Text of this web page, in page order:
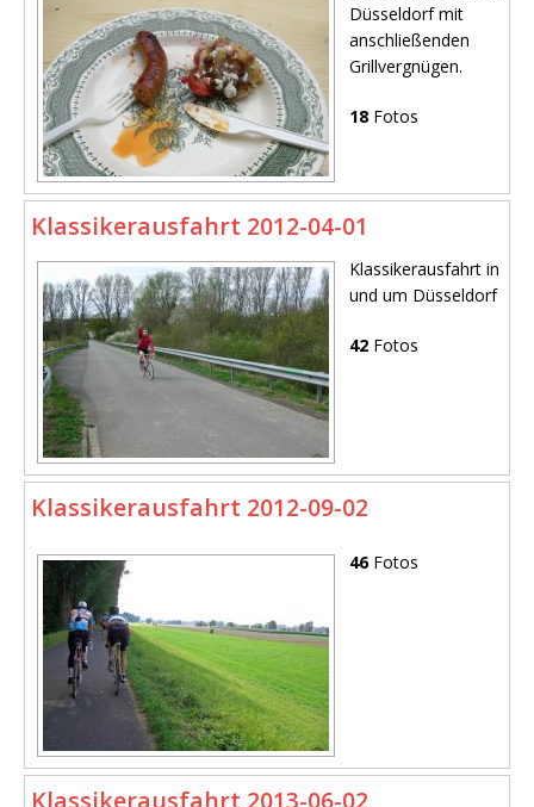
Düsseldorf mit
anschließenden
Grillvergnügen.
18 Fotos
Klassikerausfahrt 2012-04-01
Klassikerausfahrt in
und um Düsseldorf
42 Fotos
Klassikerausfahrt 2012-09-02
46Fotos
Klassikerausfahrt 2013-06-02